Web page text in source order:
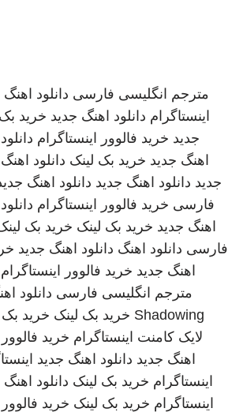
مترجم انگلیسی فارسی دانلود
اینستاگرام دانلود اهنگ جدید خرید
جدید خرید فالوور اینستاگرام
اهنگ جدید خرید بک لینک دانلود
جدید دانلود اهنگ جدید دانلود اهنگ
فارسی خرید فالوور اینستاگرام
اهنگ جدید خرید بک لینک خرید بک
فارسی دانلود اهنگ دانلود اهنگ جدید
اهنگ جدید خرید فالوور اینستاگرام
مترجم انگلیسی فارسی دانلود
Shadowing خرید بک لینک خرید بک
لایک کامنت اینستاگرام خرید
اهنگ جدید دانلود اهنگ جدید
اینستاگرام خرید بک لینک دانلود
اینستاگرام خرید بک لینک خرید